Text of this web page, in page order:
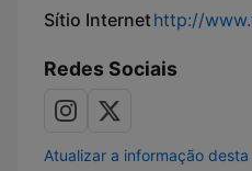
Sítio Internethttp://
Redes Sociais
Atualizar a informação